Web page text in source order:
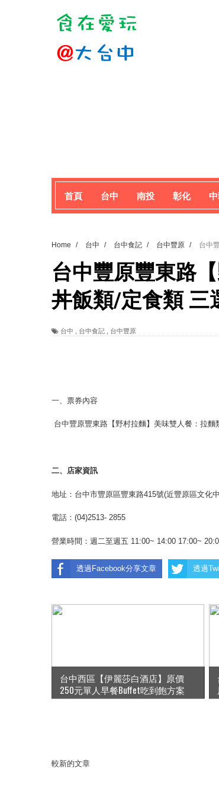
首頁 台中 南投 彰化
Home / 台中 / 台中食記 / 台中豐原 / 台中
台中豐原豐東路
丼飯類/定食類 三
台中 台中食記 台中豐原
一、票券內容
台中豐原豐東路【野村拉麵】美味雙人餐：拉
二、店家資訊
地址：台中市豐原區豐東路415號(近豐原區文化
電話：(04)2513- 2855
營業時間：週二至週五 11:00~ 14:00 17:00~
透過Facebook分享文章 透過
台中西區【伊麗莎白酒店】原價
250元單人早餐Buffet吃到飽方案
較新的文章